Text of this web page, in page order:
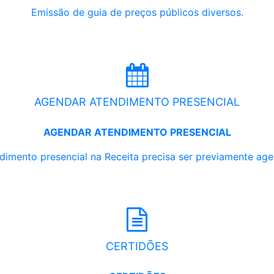
Emissão de guia de preços públicos diversos.
AGENDAR ATENDIMENTO PRESENCIAL
AGENDAR ATENDIMENTO PRESENCIAL
presencial na Receita precisa ser previamente
CERTIDÕES